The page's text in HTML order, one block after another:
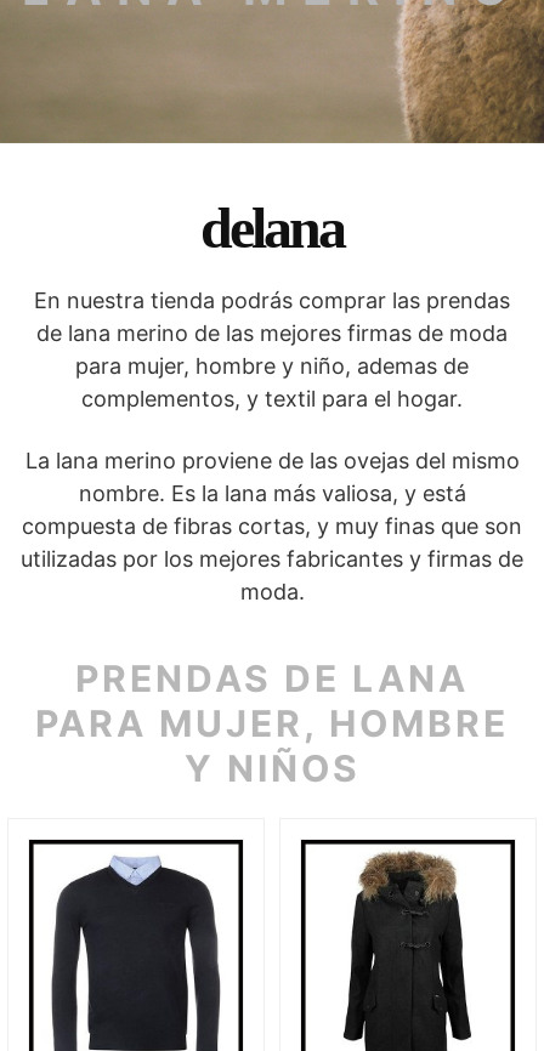
delana
En nuestra tienda podrás comprar las prendas
de lana merino de las mejores firmas de moda
para mujer, hombre y niño, ademas de
complementos, y textil para el hogar.
La lana merino proviene de las ovejas del mismo
nombre. Es la lana más valiosa, y está
compuesta de fibras cortas, y muy finas que son
utilizadas por los mejores fabricantes y firmas de
moda.
PRENDAS DE LANA
PARA MUJER, HOMBRE
Y NIÑOS